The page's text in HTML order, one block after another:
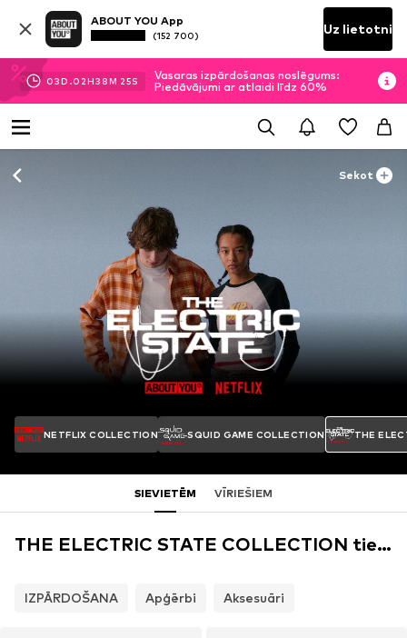
ABOUT YOU App
(152 700) Uz lietotni
03D.02H38M 25S
Vasaras izpārdošanas noslēgums:
Piedāvājumi ar atlaidi līdz 60%
Sekot
NETFLIX COLLECTION SQUID GAME COLLECTION THE
SIEVIETĒM VĪRIEŠIEM
THE ELECTRIC STATE COLLECTION tiešsaistes veikals
IZPĀRDOŠANA Apģērbi Aksesuāri